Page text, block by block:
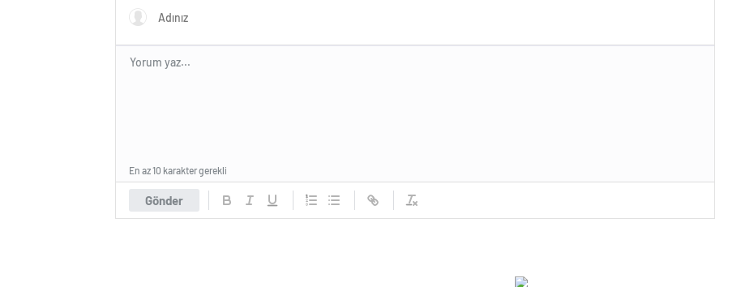
Gönder
En az 10 karakter gerekli